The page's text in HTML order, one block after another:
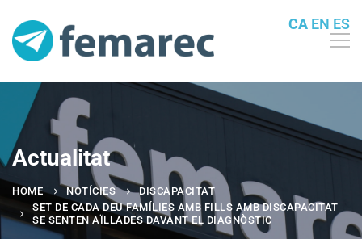
Actualitat
HOME NOTÍCIES
DISCAPACITAT
SET DE CADA DEU FAMÍLIES AMB FILLS AMB DISCAPACITAT
SE SENTEN AÏLLADES DAVANT EL DIAGNÒSTIC
CA EN ES